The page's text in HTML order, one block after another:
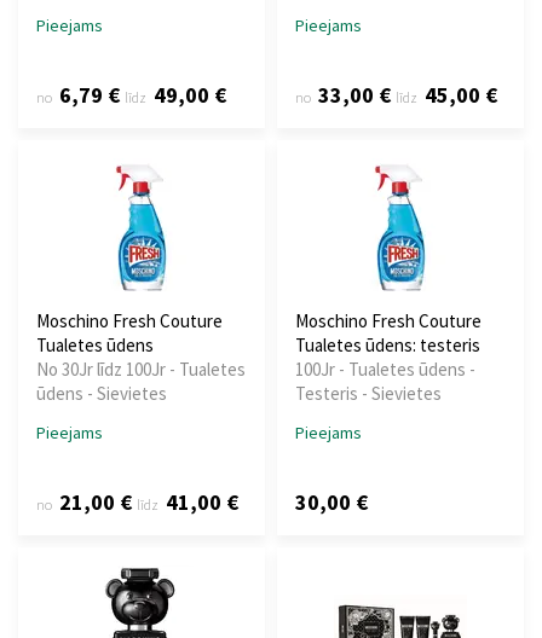
Pieejams
no 6,79 € līdz 49,00 €
Pieejams
no 33,00 € līdz 45,00 €
Moschino Fresh Couture
Tualetes ūdens
No 30Jr līdz 100Jr - Tualetes
ūdens - Sievietes
Pieejams
no 21,00 € līdz 41,00 €
Moschino Fresh Couture
Tualetes ūdens: testeris
100Jr - Tualetes ūdens -
Testeris - Sievietes
Pieejams
30,00 €